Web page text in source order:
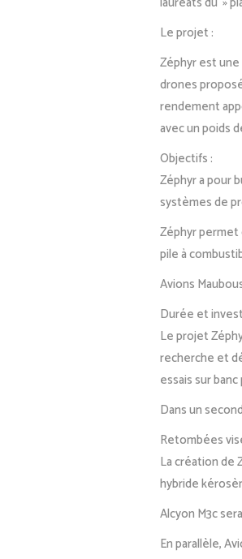
Le projet :
Zéphyr est
drones
rendement
avec un poids
Objectifs :
Zéphyr a pour
systèmes de
Zéphyr permet
pile à
Avions
Durée et
Le projet
recherche et
essais sur
Dans un
Retombées
La création de
hybride
Alcyon M3c
En parallèle,